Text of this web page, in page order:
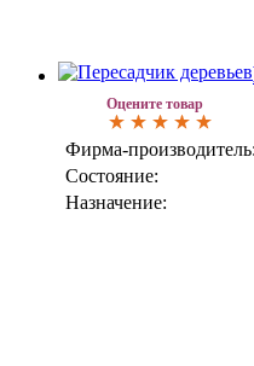
Оцените товар
Фирма-производитель:
Состояние:
Назначение: